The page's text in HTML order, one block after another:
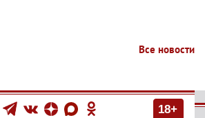
Все новости
18+